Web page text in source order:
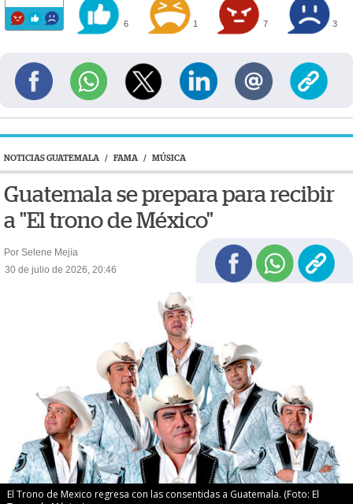
6 1 7 3
NOTICIAS GUATEMALA / FAMA / MÚSICA
Guatemala se prepara para recibir
a "El trono de México"
Por Selene Mejía
30 de julio de 2026, 20:46
El Trono de Mexico regresa con las consentidas a Guatemala. (Foto: El